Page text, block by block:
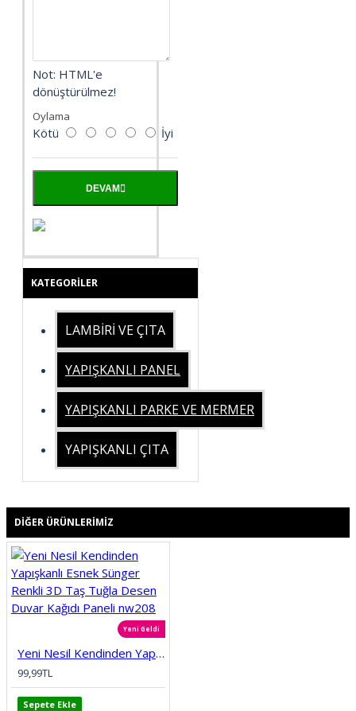
Not: HTML'e
dönüştürülmez!
Oylama
Kötü İyi
DEVAM
KATEGORILER
LAMBİRİ VE ÇITA
YAPIŞKANLI PANEL
YAPIŞKANLI PARKE VE MERMER
YAPIŞKANLI ÇITA
DIĞER ÜRÜNLERIMIZ
Yeni Geldi
Yeni Nesil Kendinden Yapışkanlı Esnek Sünger Renkli 3D Taş Tuğla Desen Duvar Kağıdı Paneli nw208
99,99TL
Sepete Ekle